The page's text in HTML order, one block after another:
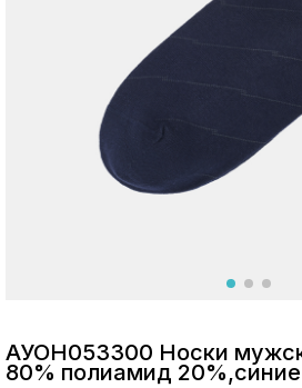
Москва
АУОН053300 Носки
80% полиамид 20%,синие